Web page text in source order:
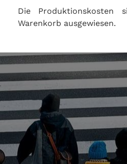
Die Produktionskosten
Warenkorb ausgewiesen.